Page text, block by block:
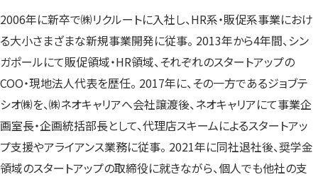
2006年に新卒で㈱リクルートに入社し、HR系・販促系事業におけ
る大小さまざまな新規事業開発に従事。 2013年から4年間、シン
ガポールにて販促領域・HR領域、それぞれのスタートアップの
COO・現地法人代表を歴任。 2017年に、その一方であるジョブテ
シオ㈱を、㈱ネオキャリアへ会社譲渡後、ネオキャリアにて事業企
画室長・企画統括部長として、代理店スキームによるスタートアッ
プ支援やアライアンス業務に従事。 2021年に同社退社後、奨学金
領域のスタートアップの取締役に就きながら、個人でも他社の支